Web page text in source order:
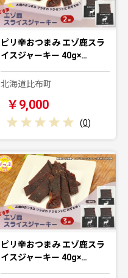
ピリ辛おつまみ エゾ鹿スラ
イスジャーキー 40g×…
北海道比布町
￥9,000
(0)
ピリ辛おつまみ エゾ鹿スラ
イスジャーキー 40g×…